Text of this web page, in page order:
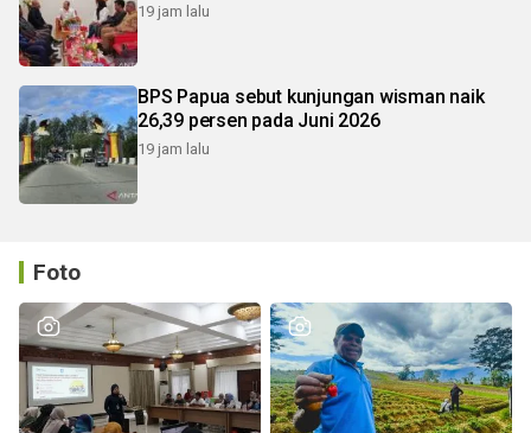
19 jam lalu
BPS Papua sebut kunjungan wisman naik
26,39 persen pada Juni 2026
19 jam lalu
Foto